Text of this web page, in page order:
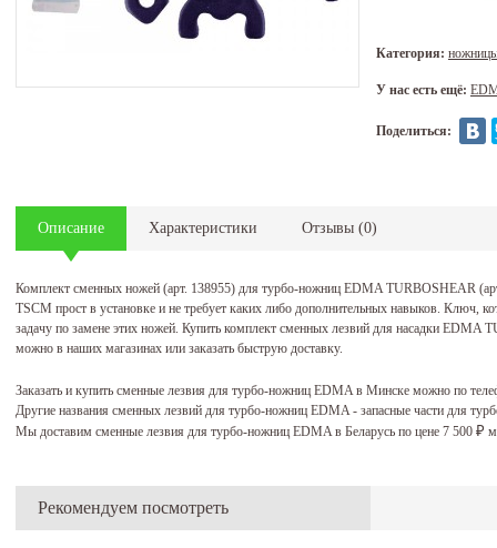
Категория:
У нас есть ещё:
Поделиться:
Описание Характеристики Отзывы (0)
Комплект сменных ножей (арт. 138955) для турбо-ножниц EDMA TURBOSHEAR
TSCM прост в установке и не требует каких либо дополнительных навыков. Ключ,
задачу по замене этих ножей. Купить комплект сменных лезвий для насадки
можно в наших магазинах или заказать быструю доставку.
Заказать и купить сменные лезвия для турбо-ножниц EDMA в Минске можно по
Другие названия сменных лезвий для турбо-ножниц EDMA - запасные части для
Мы доставим сменные лезвия для турбо-ножниц EDMA в Беларусь по цене 7 500 ₽
Рекомендуем посмотреть